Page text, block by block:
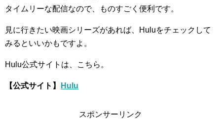
タイムリーな配信なので、ものすごく便利です。
見に行きたい映画シリーズがあれば、Huluをチェックして
みるといいかもですよ。
Hulu公式サイトは、こちら。
【公式サイト】 Hulu
スポンサーリンク